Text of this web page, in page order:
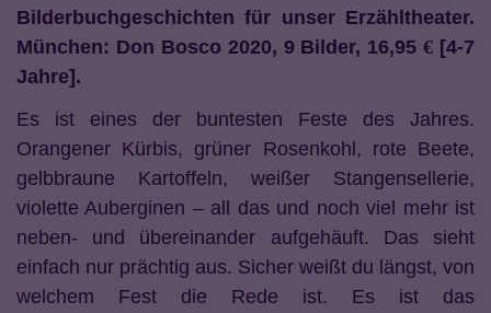
Bilderbuchgeschichten für unser Erzähltheater.
München: Don Bosco 2020, 9 Bilder, 16,95€ [4-7
Jahre].
Es ist eines der buntesten Feste des Jahres.
Orangener Kürbis, grüner Rosenkohl, rote Beete,
gelbbraune Kartoffeln, weißer Stangensellerie,
violette Auberginen – all das und noch viel mehr ist
neben- und übereinander aufgehäuft. Das sieht
einfach nur prächtig aus. Sicher weißt du längst, von
welchem Fest die Rede ist. Es ist das